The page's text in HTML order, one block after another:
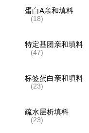
蛋白A亲和填料
(18)
特定基团亲和填料
(47)
标签蛋白亲和填料
(23)
疏水层析填料
(23)